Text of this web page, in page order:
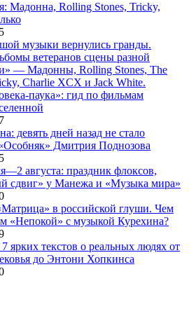
Мадонна, Rolling Stones, Tricky,
музыки вернулись гранды.
ветеранов сцены разной
— Мадонны, Rolling Stones, The
Charlie XCX и Jack White.
паука»: гид по фильмам
девять дней назад не стало
«Особняк» Дмитрия Поднозова
августа: праздник флоксов,
сдвиг» у Манежа и «Музыка мира»
в российской глуши. Чем
«Непокой» с музыкой Курехина?
ярких текстов о реальных людях от
до Энтони Хопкинса